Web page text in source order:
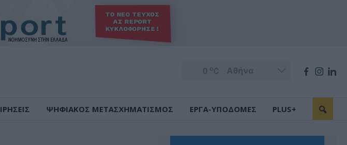
0 oC
ΨΗΦΙΑΚΟΣ ΜΕΤΑΣΧΗΜΑΤΙΣΜΟΣ ΕΡΓΑ-ΥΠΟΔΟΜΕΣ PLUS+